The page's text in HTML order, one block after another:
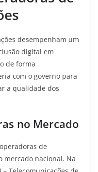
desempenham um
digital em
de forma
com o governo para
a qualidade dos
no Mercado
de
mercado nacional. Na